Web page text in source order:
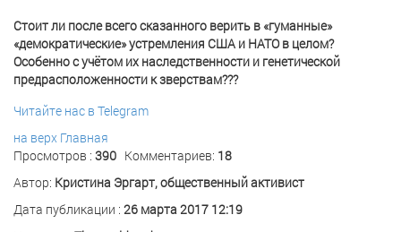
Стоит ли после всего сказанного верить в «гуманные»
«демократические» устремления США и НАТО в целом?
Особенно с учётом их наследственности и генетической
предрасположенности к зверствам???
Читайте нас в Telegram
на верх Главная
Просмотров : 390 Комментариев: 18
Автор: Кристина Эргарт, общественный активист
Дата публикации : 26 марта 2017 12:19